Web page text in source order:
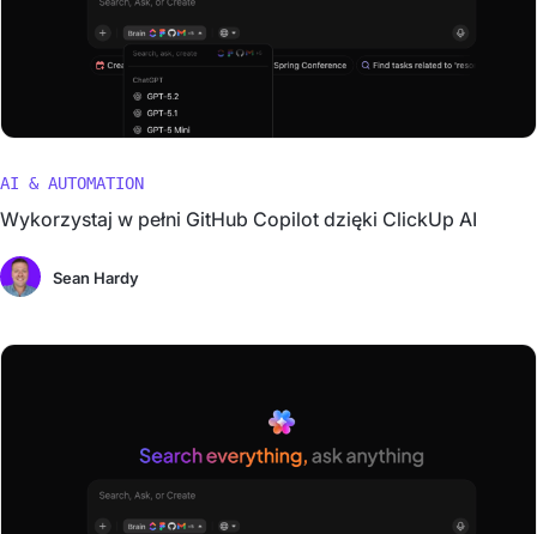
AI & AUTOMATION
Wykorzystaj w pełni GitHub Copilot dzięki ClickUp AI
Sean Hardy